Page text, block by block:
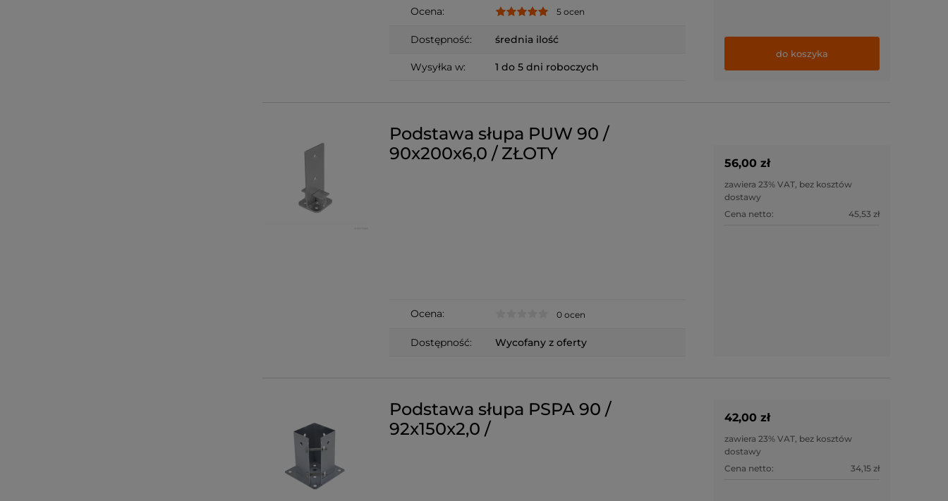
Ocena: 5 ocen
Dostępność: średnia ilość
Wysyłka w: 1 do 5 dni roboczych
do koszyka
Podstawa słupa PUW 90 /
90x200x6,0 / ZŁOTY
Ocena: 0 ocen
Dostępność: Wycofany z oferty
56,00 zł
zawiera 23% VAT, bez kosztów
dostawy
Cena netto:
45,53 zł
Podstawa słupa PSPA 90 /
92x150x2,0 /
42,00 zł
zawiera 23% VAT, bez kosztów
dostawy
Cena netto:
34,15 zł